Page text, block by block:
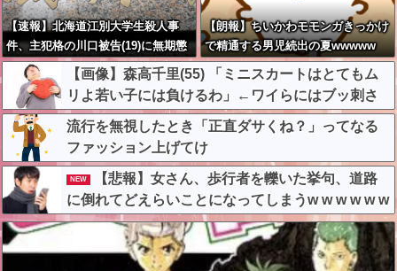
【速報】北海道江別大学生殺人事
件、主犯格の川口被告(19)に無期懲
役の判決←これ、妥当だと思
う？？？？？？
【朗報】ちいかわモモンガきっかけ
で精通する男児続出の夏wwwww
【画像】森高千里(55) 「ミニスカートはとてもム
リよ若い子には負けるわ」←ワイらにはブッ刺さ
りまくってしまうw w w w w w
流行を無視したとき「正直ダサくね？」ってなる
ファッション上げてけ
NEW
【悲報】女さん、歩行者を轢いた挙句、道路
に倒れてどえらいことになってしまうw w w w w w
w